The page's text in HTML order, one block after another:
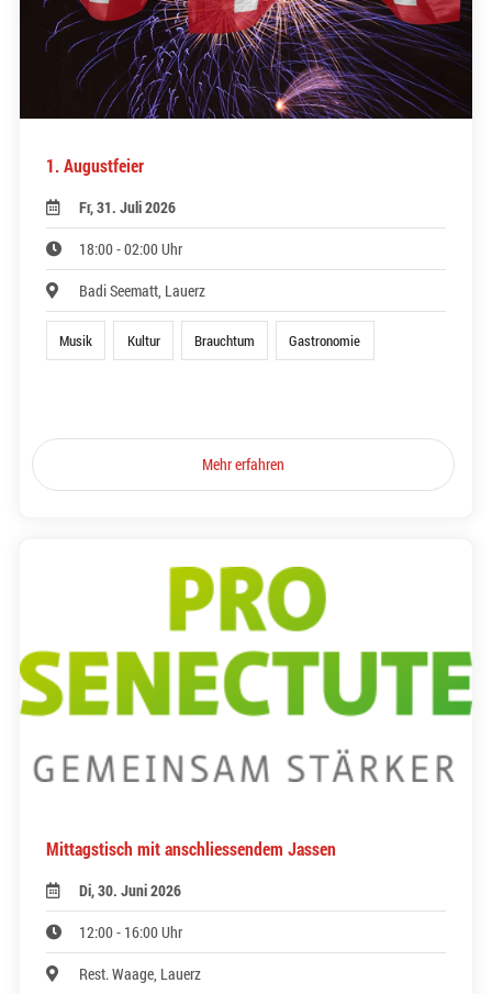
1. Augustfeier
Fr, 31. Juli 2026
18:00 - 02:00 Uhr
Badi Seematt, Lauerz
Musik Kultur Brauchtum Gastronomie
Mehr erfahren
Mittagstisch mit anschliessendem Jassen
Di, 30. Juni 2026
12:00 - 16:00 Uhr
Rest. Waage, Lauerz